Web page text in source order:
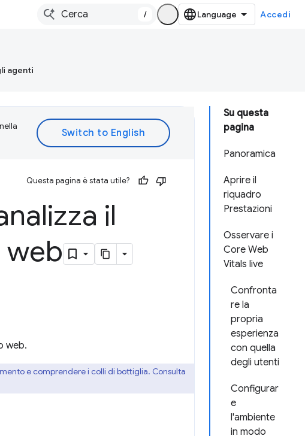
/ Accedi
agenti
Su questa
pagina
Panoramica
Aprire il
riquadro
Prestazioni
Osservare i
Core Web
Vitals live
Confronta
re la
propria
esperienza
con quella
degli utenti
Configurar
e
l'ambiente
in modo
Questa pagina è stata utile?
il
web.
e comprendere i colli di bottiglia. Consulta